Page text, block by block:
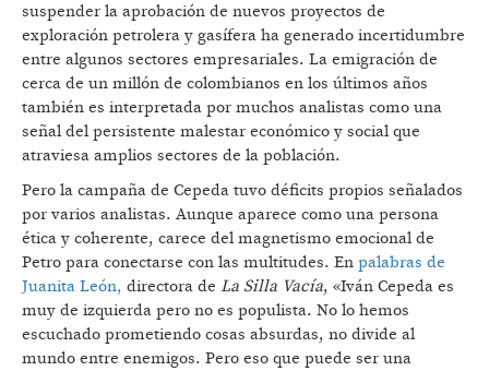
suspender la aprobación de nuevos proyectos de
exploración petrolera y gasífera ha generado incertidumbre
entre algunos sectores empresariales. La emigración de
cerca de un millón de colombianos en los últimos años
también es interpretada por muchos analistas como una
señal del persistente malestar económico y social que
atraviesa amplios sectores de la población.
Pero la campaña de Cepeda tuvo déficits propios señalados
por varios analistas. Aunque aparece como una persona
ética y coherente, carece del magnetismo emocional de
Petro para conectarse con las multitudes. En palabras de
Juanita León, directora de La Silla Vacía, «Iván Cepeda es
muy de izquierda pero no es populista. No lo hemos
escuchado prometiendo cosas absurdas, no divide al
mundo entre enemigos. Pero eso que puede ser una